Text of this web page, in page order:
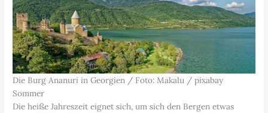
Die Burg Ananuri in Georgien / Foto: Makalu / pixabay
Sommer
Die heiße Jahreszeit eignet sich, um sich den Bergen etwas